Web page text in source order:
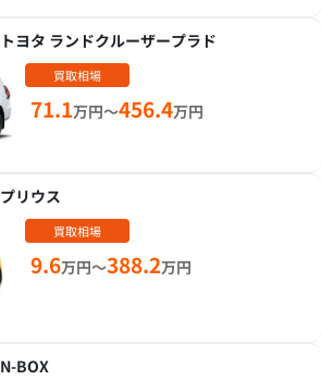
トヨタ ランドクルーザープラド
買取相場
71.1万円～456.4万円
プリウス
買取相場
9.6万円～388.2万円
N-BOX